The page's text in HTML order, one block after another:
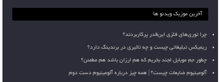
آخرین موزیک ویدئو ها
چرا توری‌های فلزی این‌قدر پرکاربردند؟
ریمیکس تبلیغاتی چیست و چه تاثیری در برندینگ دارد؟
چطور جم موبایل لجند بخریم که هم ارزان باشد هم مطمئن؟
آلومینیوم ضایعات چیست؟ | همه چیز درباره آلومینیوم دست دوم